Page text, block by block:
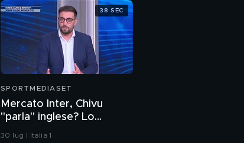
SPORTMEDIASET
Mercato Inter, Chivu
"parla" inglese? Lo
scenario clamoroso
30 lug | Italia 1
38 SEC